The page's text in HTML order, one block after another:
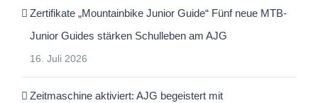
Zertifikate „Mountainbike Junior Guide“ Fünf neue MTB-
Junior Guides stärken Schulleben am AJG
16. Juli 2026
Zeitmaschine aktiviert: AJG begeistert mit